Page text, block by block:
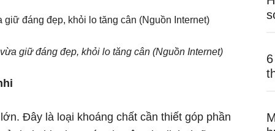
giữ đáng đẹp, khỏi lo tăng cân (Nguồn Internet)
Đây là loại khoáng chất cần thiết góp phần